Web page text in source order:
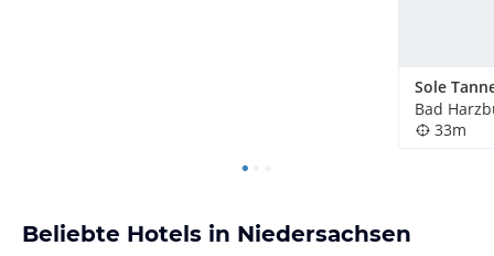
Sole
Bad
33m
Beliebte Hotels in Niedersachsen